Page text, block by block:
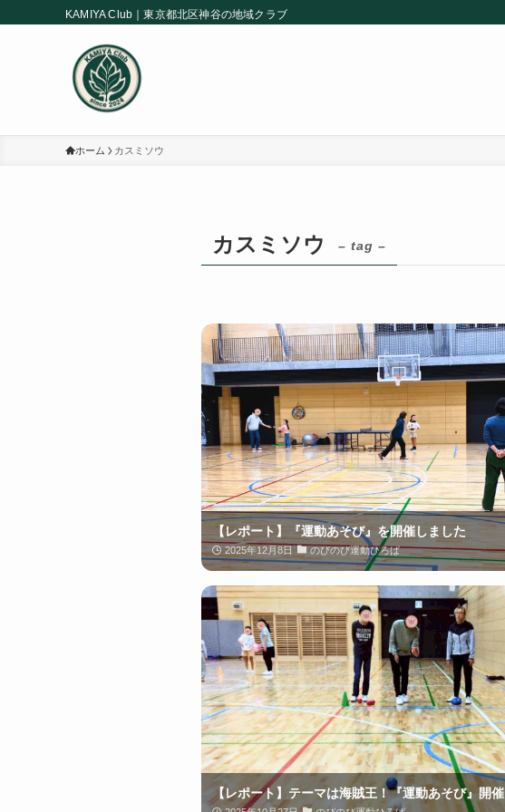
KAMIYA Club｜東京都北区神谷の地域クラブ
ホーム カスミソウ
カスミソウ – tag –
【レポート】『運動あそび』を開催しました
2025年12月8日 のびのび運動ひろば
【レポート】テーマは海賊王！『運動あそび』開催